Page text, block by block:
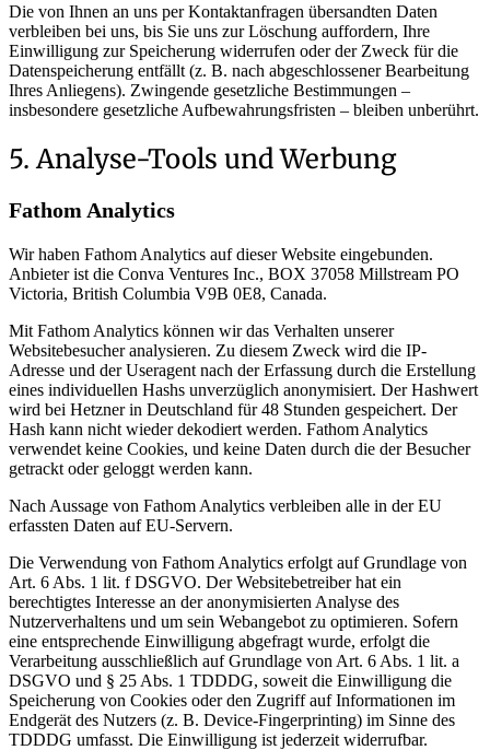
Die von Ihnen an uns per Kontaktanfragen übersandten Daten
verbleiben bei uns, bis Sie uns zur Löschung auffordern, Ihre
Einwilligung zur Speicherung widerrufen oder der Zweck für die
Datenspeicherung entfällt (z. B. nach abgeschlossener Bearbeitung
Ihres Anliegens). Zwingende gesetzliche Bestimmungen –
insbesondere gesetzliche Aufbewahrungsfristen – bleiben unberührt.
5. Analyse-Tools und Werbung
Fathom Analytics
Wir haben Fathom Analytics auf dieser Website eingebunden.
Anbieter ist die Conva Ventures Inc., BOX 37058 Millstream PO
Victoria, British Columbia V9B 0E8, Canada.
Mit Fathom Analytics können wir das Verhalten unserer
Websitebesucher analysieren. Zu diesem Zweck wird die IP-
Adresse und der Useragent nach der Erfassung durch die Erstellung
eines individuellen Hashs unverzüglich anonymisiert. Der Hashwert
wird bei Hetzner in Deutschland für 48 Stunden gespeichert. Der
Hash kann nicht wieder dekodiert werden. Fathom Analytics
verwendet keine Cookies, und keine Daten durch die der Besucher
getrackt oder geloggt werden kann.
Nach Aussage von Fathom Analytics verbleiben alle in der EU
erfassten Daten auf EU-Servern.
Die Verwendung von Fathom Analytics erfolgt auf Grundlage von
Art. 6 Abs. 1 lit. f DSGVO. Der Websitebetreiber hat ein
berechtigtes Interesse an der anonymisierten Analyse des
Nutzerverhaltens und um sein Webangebot zu optimieren. Sofern
eine entsprechende Einwilligung abgefragt wurde, erfolgt die
Verarbeitung ausschließlich auf Grundlage von Art. 6 Abs. 1 lit. a
DSGVO und § 25 Abs. 1 TDDDG, soweit die Einwilligung die
Speicherung von Cookies oder den Zugriff auf Informationen im
Endgerät des Nutzers (z. B. Device-Fingerprinting) im Sinne des
TDDDG umfasst. Die Einwilligung ist jederzeit widerrufbar.